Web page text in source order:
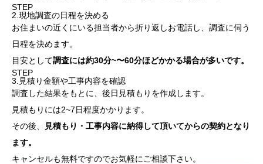
STEP
2.現地調査の日程を決める
お住まいの近くにいる担当者から折り返しお電話し、調査に伺う
日程を決めます。
目安として調査には約30分~〜60分ほどかかる場合が多いです。
STEP
3.見積り金額や工事内容を確認
調査した結果をもとに、後日見積もりを作成します。
見積もりには2~7日程度かかります。
その後、
見積もり・工事内容に納得して頂いてからの契約となり
ます。
キャンセルも無料ですのでお気軽にご相談下さい。